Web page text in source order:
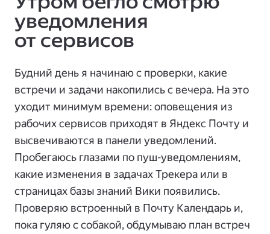
уведомления
от сервисов
Будний день я начинаю с проверки, какие
встречи и задачи накопились с вечера. На это
уходит минимум времени: оповещения из
рабочих сервисов приходят в Яндекс Почту и
высвечиваются в панели уведомлений.
Пробегаюсь глазами по пуш-уведомлениям,
какие изменения в задачах Трекера или в
страницах базы знаний Вики появились.
Проверяю встроенный в Почту Календарь и,
пока гуляю с собакой, обдумываю план встреч